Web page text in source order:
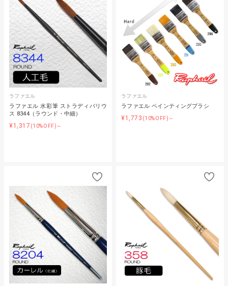
ラファエル
ラファエル 水彩筆 ストラディバリウ
ス 8344（ラウンド・中細）
¥1,317 (10%OFF)～
ラファエル
ラファエル ペインティングブラシ
¥1,773 (10%OFF)～